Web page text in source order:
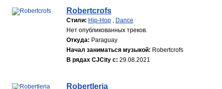
Robertcrofs
Стили: Hip-Hop , Dance
Нет опубликованных треков.
Откуда: Paraguay
Начал заниматься музыкой: Robertcrofs
В рядах CJCity с: 29.08.2021
Robertleria